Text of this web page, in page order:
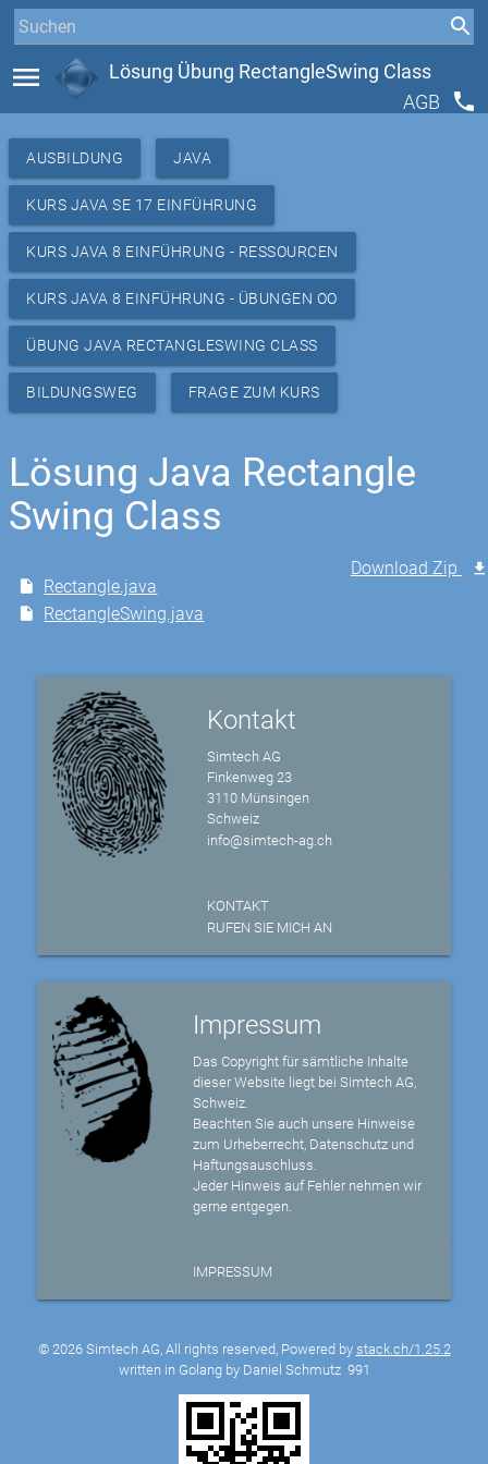
menu
Lösung Übung RectangleSwing Class
AGB
phone
AUSBILDUNG JAVA
KURS JAVA SE 17 EINFÜHRUNG
KURS JAVA 8 EINFÜHRUNG - RESSOURCEN
KURS JAVA 8 EINFÜHRUNG - ÜBUNGEN OO
ÜBUNG JAVA RECTANGLESWING CLASS
BILDUNGSWEG FRAGE ZUM KURS
Lösung Java Rectangle
Swing Class
Rectangle.java
RectangleSwing.java
Download Zip
Kontakt
Simtech AG
Finkenweg 23
3110 Münsingen
Schweiz
info@simtech-ag.ch
KONTAKT
RUFEN SIE MICH AN
Impressum
Das Copyright für sämtliche Inhalte
dieser Website liegt bei Simtech AG,
Schweiz.
Beachten Sie auch unsere Hinweise
zum Urheberrecht, Datenschutz und
Haftungsauschluss.
Jeder Hinweis auf Fehler nehmen wir
gerne entgegen.
IMPRESSUM
© 2026 Simtech AG, All rights reserved, Powered by stack.ch/1.25.2
written in Golang by Daniel Schmutz 991